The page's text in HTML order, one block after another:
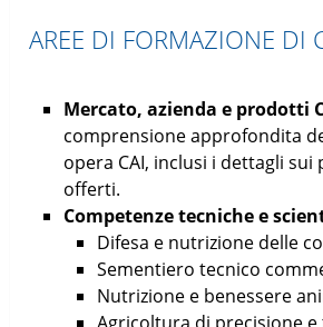
AREE DI FORMAZIONE DI
Mercato, azienda e prodotti
comprensione approfondita
opera CAI, inclusi i dettagli
offerti.
Competenze tecniche e
Difesa e nutrizione delle
Sementiero tecnico
Nutrizione e benessere